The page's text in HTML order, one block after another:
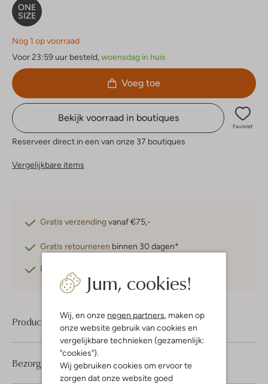
Jum, cookies!
Wij, en onze negen partners, maken op
onze website gebruik van cookies en
vergelijkbare technieken (gezamenlijk:
"cookies").
Wij gebruiken cookies om ervoor te
zorgen dat onze website goed
ONE
SIZE
Nog 1 op voorraad
Voor 23:59 uur besteld,woensdag in huis
Voeg toe
Bekijk voorraad in boutiques
Favoriet
Reserveer direct in een van onze 37 boutiques
Vergelijkbare items
Gratis verzendingvanaf €75,-
Gratis retourneren binnen 30 dagen*
Betaal achteraf
Product informatie
Bezorgen & retourneren